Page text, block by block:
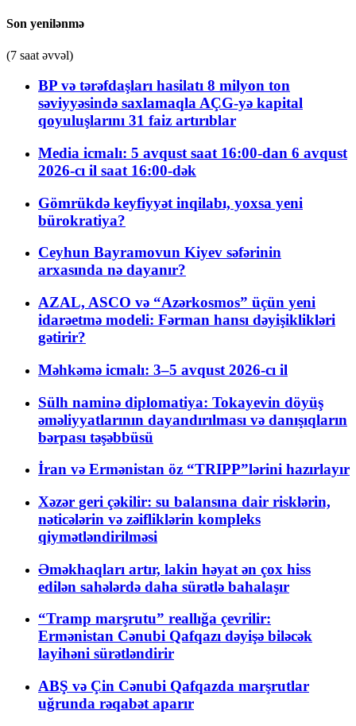
Son yenilənmə
(7 saat əvvəl)
BP və tərəfdaşları hasilatı 8 milyon ton
səviyyəsində saxlamaqla AÇG-yə kapital
qoyuluşlarını 31 faiz artırıblar
Media icmalı: 5 avqust saat 16:00-dan 6 avqust
2026-cı il saat 16:00-dək
Gömrükdə keyfiyyət inqilabı, yoxsa yeni
bürokratiya?
Ceyhun Bayramovun Kiyev səfərinin
arxasında nə dayanır?
AZAL, ASCO və “Azərkosmos” üçün yeni
idarəetmə modeli: Fərman hansı dəyişiklikləri
gətirir?
Məhkəmə icmalı: 3–5 avqust 2026-cı il
Sülh naminə diplomatiya: Tokayevin döyüş
əməliyyatlarının dayandırılması və danışıqların
bərpası təşəbbüsü
İran və Ermənistan öz “TRIPP”lərini hazırlayır
Xəzər geri çəkilir: su balansına dair risklərin,
nəticələrin və zəifliklərin kompleks
qiymətləndirilməsi
Əməkhaqları artır, lakin həyat ən çox hiss
edilən sahələrdə daha sürətlə bahalaşır
“Tramp marşrutu” reallığa çevrilir:
Ermənistan Cənubi Qafqazı dəyişə biləcək
layihəni sürətləndirir
ABŞ və Çin Cənubi Qafqazda marşrutlar
uğrunda rəqabət aparır